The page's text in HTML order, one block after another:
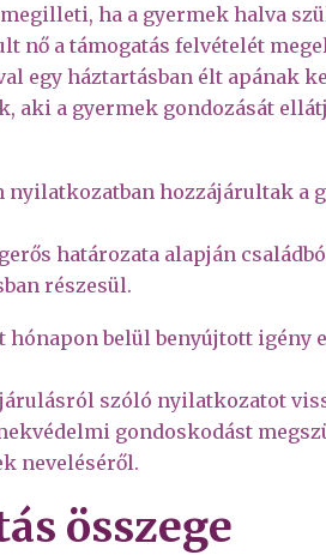
ha a gyermek halva
nő a támogatás felvételét
egy háztartásban élt apának
aki a gyermek gondozását
nyilatkozatban hozzájárultak a
határozata alapján
részesül.
hónapon belül benyújtott igény
szóló nyilatkozatot
gondoskodást
neveléséről.
összege